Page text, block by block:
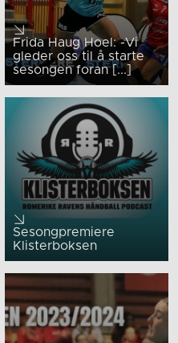
Frida Haug Hoel: -Vi
gleder oss til å starte
sesongen foran [...]
Sesongpremiere
Klisterboksen